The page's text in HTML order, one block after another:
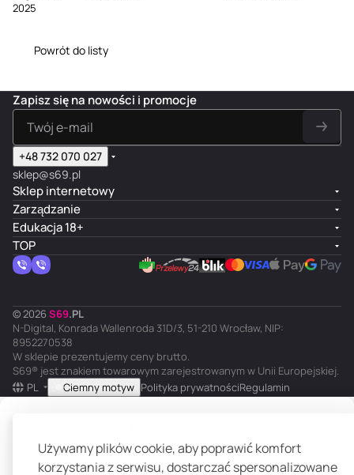
Używamy plików cookie, aby poprawić komfort
korzystania z serwisu, dostarczać spersonalizowane
2025
Powrót do listy
Zapisz się na nowości i promocje
+48 732 070 027
sklep@s69.pl
Sklep internetowy
Zarządzanie
Edukacja 18+
TOP
© 2026 S69.PL
N-Digital, Konrada Wallenroda 31D/3, 51-210 Wrocław, NIP:
8952270538
W sklepie prezentujemy ceny brutto.
S69® jest znakiem towarowym zarejestrowanym w Unii Europejskiej.
PL
Ciemny motyw Polityka prywatnościRegulamin